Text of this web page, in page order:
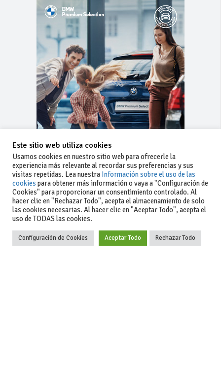
Este sitio web utiliza cookies
Usamos cookies en nuestro sitio web para ofrecerle la
experiencia más relevante al recordar sus preferencias y sus
visitas repetidas. Lea nuestra Información sobre el uso de las
cookies para obtener más información o vaya a "Configuración de
Cookies" para proporcionar un consentimiento controlado. Al
hacer clic en "Rechazar Todo", acepta el almacenamiento de solo
las cookies necesarias. Al hacer clic en "Aceptar Todo", acepta el
uso de TODAS las cookies.
Configuración de Cookies Aceptar Todo Rechazar Todo